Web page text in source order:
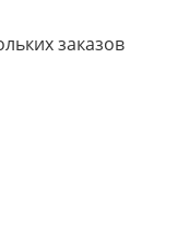
заказов